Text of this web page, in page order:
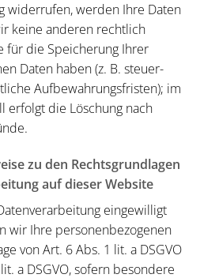
widerrufen, werden Ihre Daten
keine anderen rechtlich
für die Speicherung Ihrer
Daten haben (z. B. steuer-
Aufbewahrungsfristen); im
erfolgt die Löschung nach
zu den Rechtsgrundlagen
auf dieser Website
eingewilligt
wir Ihre personenbezogenen
von Art. 6 Abs. 1 lit. a DSGVO
a DSGVO, sofern besondere